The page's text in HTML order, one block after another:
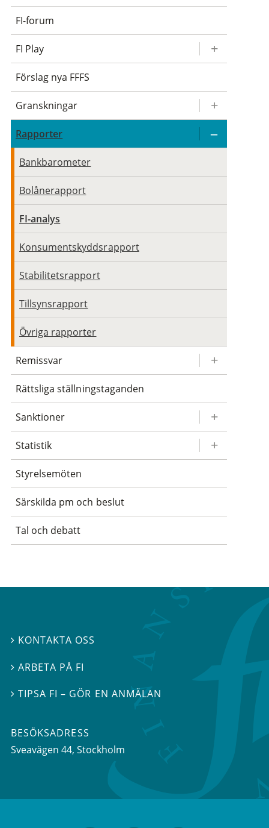
FI-forum
FI Play
Förslag nya FFFS
Granskningar
Rapporter
Bankbarometer
Bolånerapport
FI-analys
Konsumentskyddsrapport
Stabilitetsrapport
Tillsynsrapport
Övriga rapporter
Remissvar
Rättsliga ställningstaganden
Sanktioner
Statistik
Styrelsemöten
Särskilda pm och beslut
Tal och debatt
 KONTAKTA OSS
 ARBETA PÅ FI
TIPSA FI – GÖR EN ANMÄLAN
BESÖKSADRESS
Sveavägen 44, Stockholm